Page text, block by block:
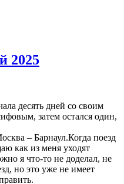
2025
десять дней со своим
затем остался один,
– Барнаул.Когда поезд
как из меня уходят
я что-то не доделал, не
но это уже не имеет